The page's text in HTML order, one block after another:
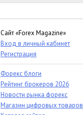
Сайт «Forex Magazine»
Вход в личный кабинет
Регистрация
Форекс блоги
Рейтинг брокеров 2026
Новости рынка форекс
Магазин цифровых товаров